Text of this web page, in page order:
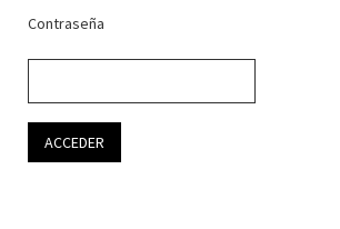
Contraseña